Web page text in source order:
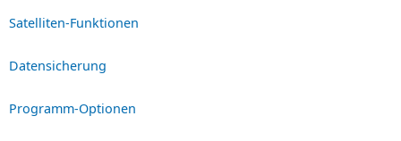
Satelliten-Funktionen
Datensicherung
Programm-Optionen